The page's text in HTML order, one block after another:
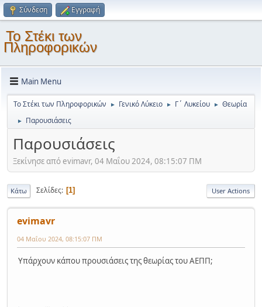
Σύνδεση Εγγραφή
Το Στέκι των
Πληροφορικών
Main Menu
Το Στέκι των Πληροφορικών ► Γενικό Λύκειο ► Γ΄ Λυκείου ► Θεωρία
► Παρουσιάσεις
Παρουσιάσεις
Ξεκίνησε από evimavr, 04 Μαΐου 2024, 08:15:07 ΠΜ
Κάτω Σελίδες 1 User Actions
evimavr
04 Μαΐου 2024, 08:15:07 ΠΜ
Υπάρχουν κάπου προυσιάσεις της θεωρίας του ΑΕΠΠ;